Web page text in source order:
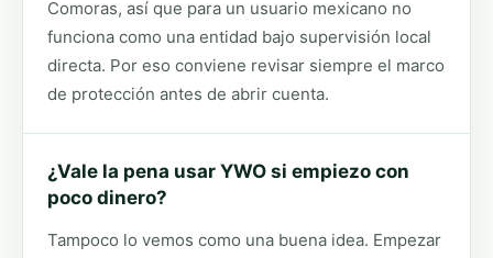
Comoras, así que para un usuario mexicano no
funciona como una entidad bajo supervisión local
directa. Por eso conviene revisar siempre el marco
de protección antes de abrir cuenta.
¿Vale la pena usar YWO si empiezo con
poco dinero?
Tampoco lo vemos como una buena idea. Empezar